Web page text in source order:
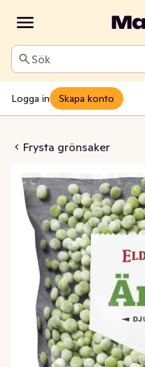
Sök
Logga in Skapa konto
Frysta grönsaker
Frysta